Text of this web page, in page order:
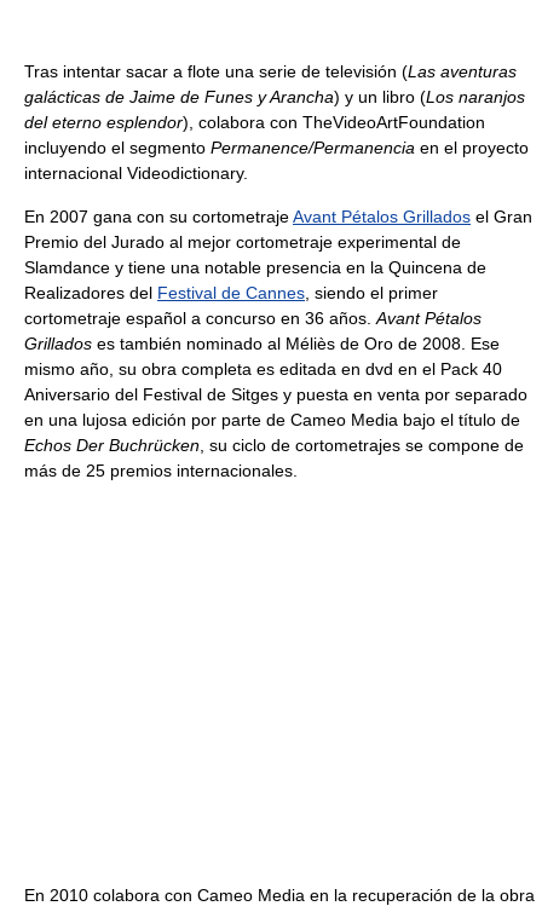
Tras intentar sacar a flote una serie de televisión (Las aventuras
galácticas de Jaime de Funes y Arancha) y un libro (Los naranjos
del eterno esplendor), colabora con TheVideoArtFoundation
incluyendo el segmento Permanence/Permanencia en el proyecto
internacional Videodictionary.
En 2007 gana con su cortometrajeAvant Pétalos Grillados el Gran
Premio del Jurado al mejor cortometraje experimental de
Slamdance y tiene una notable presencia en la Quincena de
Realizadores del Festival de Cannes , siendo el primer
cortometraje español a concurso en 36 años. Avant Pétalos
Grillados es también nominado al Méliès de Oro de 2008. Ese
mismo año, su obra completa es editada en dvd en el Pack 40
Aniversario del Festival de Sitges y puesta en venta por separado
en una lujosa edición por parte de Cameo Media bajo el título de
Echos Der Buchrücken , su ciclo de cortometrajes se compone de
más de 25 premios internacionales.
En 2010 colabora con Cameo Media en la recuperación de la obra